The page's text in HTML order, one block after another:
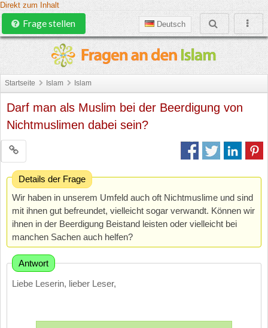
Direkt zum Inhalt
Deutsch
Frage stellen
Startseite Islam Islam
Darf man als Muslim bei der Beerdigung von
Nichtmuslimen dabei sein?
Details der Frage
Wir haben in unserem Umfeld auch oft Nichtmuslime und sind
mit ihnen gut befreundet, vielleicht sogar verwandt. Können wir
ihnen in der Beerdigung Beistand leisten oder vielleicht bei
manchen Sachen auch helfen?
Antwort
Liebe Leserin, lieber Leser,